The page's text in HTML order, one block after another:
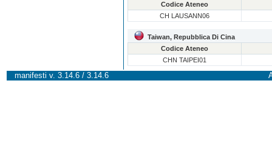
Codice Ateneo
CH LAUSANN06
Taiwan, Repubblica Di Cina
Codice Ateneo
CHN TAIPEI01
manifesti v. 3.14.6 / 3.14.6